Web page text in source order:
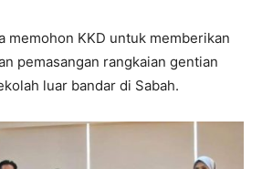
memohon KKD untuk memberikan
pemasangan rangkaian gentian
luar bandar di Sabah.